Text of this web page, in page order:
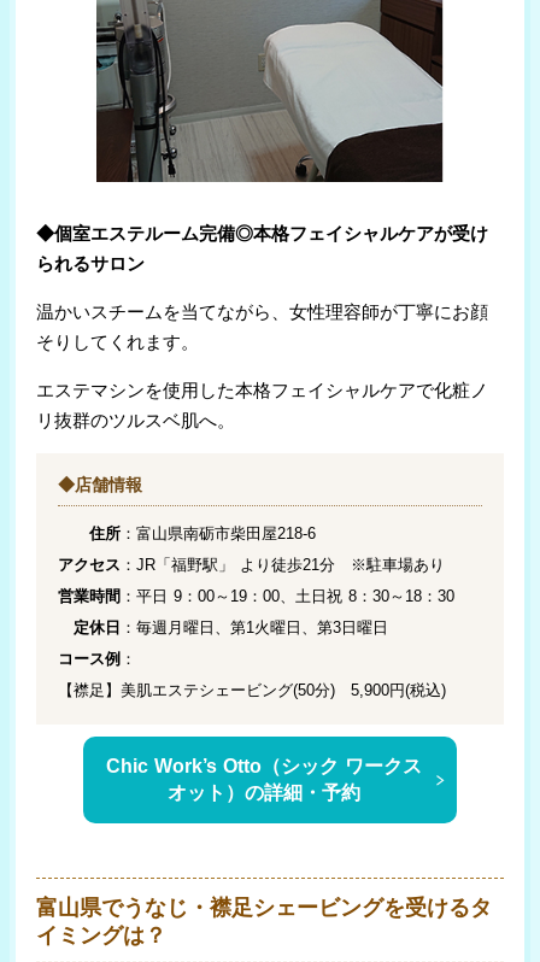
◆個室エステルーム完備◎本格フェイシャルケアが受け
られるサロン
温かいスチームを当てながら、女性理容師が丁寧にお顔
そりしてくれます。
エステマシンを使用した本格フェイシャルケアで化粧ノ
リ抜群のツルスベ肌へ。
◆店舗情報
住所 ：富山県南砺市柴田屋218-6
アクセス ：JR「福野駅」 より徒歩21分 ※駐車場あり
営業時間 ：平日 9：00～19：00、土日祝 8：30～18：30
定休日 ：毎週月曜日、第1火曜日、第3日曜日
コース例 ：
【襟足】美肌エステシェービング(50分) 5,900円(税込)
Chic Work’s Otto（シック ワークス
オット）の詳細・予約
富山県でうなじ・襟足シェービングを受けるタ
イミングは？